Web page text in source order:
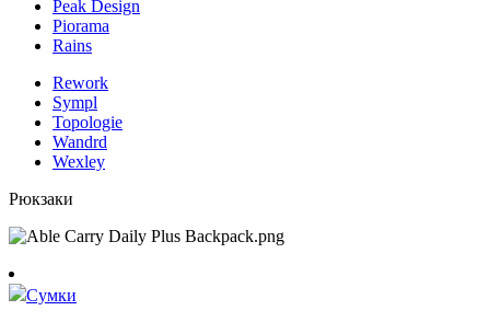
Peak Design
Piorama
Rains
Rework
Sympl
Topologie
Wandrd
Wexley
Рюкзаки
Сумки